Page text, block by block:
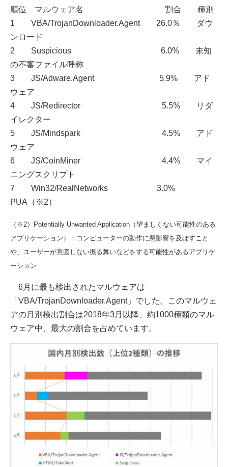
順位 マルウェア名 割合 種別
1 VBA/TrojanDownloader.Agent 26.0％ ダウ
ンロード
2 Suspicious 6.0% 未知
の不審ファイル呼称
3 JS/Adware.Agent 5.9% アド
ウェア
4 JS/Redirector 5.5% リダ
イレクター
5 JS/Mindspark 4.5% アド
ウェア
6 JS/CoinMiner 4.4% マイ
ニングスクリプト
7 Win32/RealNetworks 3.0%
PUA（※2）
（※2）Potentially Unwanted Application（望ましくない可能性のある
アプリケーション）：コンピューターの動作に悪影響を及ぼすこと
や、ユーザーが意図しない振る舞いなどをする可能性があるアプリケ
ーション
6月に最も検出されたマルウェアは
「VBA/TrojanDownloader.Agent」でした。このマルウェ
アの月別検出割合は2018年3月以降、約1000種類のマル
ウェア中、最大の割合を占めています。